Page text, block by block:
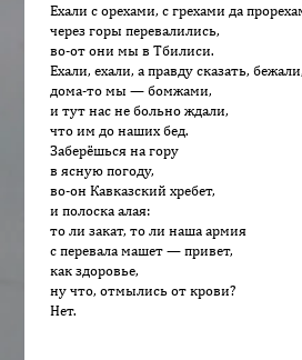
Ехали с орехами, с грехами да
через горы перевалились,
во-от они мы в Тбилиси.
Ехали, ехали, а правду сказать, бежали,
дома-то мы — бомжами,
и тут нас не больно ждали,
что им до наших бед.
Заберёшься на гору
в ясную погоду,
во-он Кавказский хребет,
и полоска алая:
то ли закат, то ли наша армия
с перевала машет — привет,
как здоровье,
ну что, отмылись от крови?
Нет.